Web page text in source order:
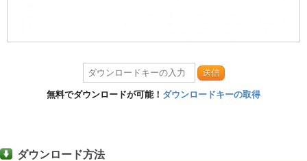
送信
無料でダウンロードが可能！ ダウンロードキーの取得
ダウンロード方法